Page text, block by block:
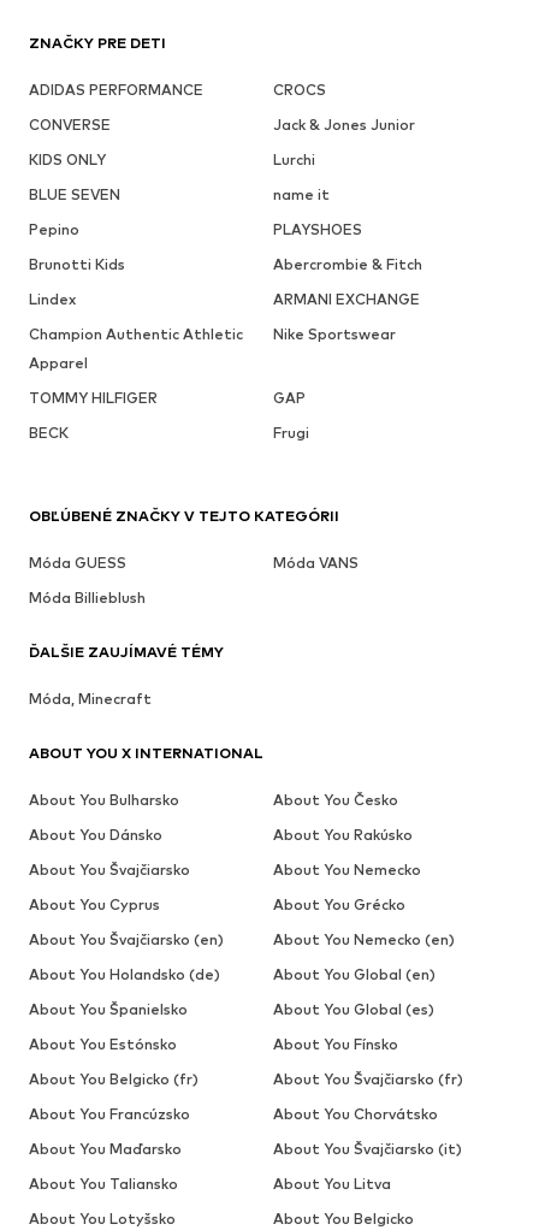
ZNAČKY PRE DETI
ADIDAS PERFORMANCE
CROCS
CONVERSE
Jack & Jones Junior
KIDS ONLY
Lurchi
BLUE SEVEN
name it
Pepino
PLAYSHOES
Brunotti Kids
Abercrombie & Fitch
Lindex
ARMANI EXCHANGE
Champion Authentic Athletic
Apparel
Nike Sportswear
TOMMY HILFIGER
GAP
BECK
Frugi
OBĽÚBENÉ ZNAČKY V TEJTO KATEGÓRII
Móda GUESS
Móda VANS
Móda Billieblush
ĎALŠIE ZAUJÍMAVÉ TÉMY
Móda, Minecraft
ABOUT YOU X INTERNATIONAL
About You Bulharsko
About You Česko
About You Dánsko
About You Rakúsko
About You Švajčiarsko
About You Nemecko
About You Cyprus
About You Grécko
About You Švajčiarsko (en)
About You Nemecko (en)
About You Holandsko (de)
About You Global (en)
About You Španielsko
About You Global (es)
About You Estónsko
About You Fínsko
About You Belgicko (fr)
About You Švajčiarsko (fr)
About You Francúzsko
About You Chorvátsko
About You Maďarsko
About You Švajčiarsko (it)
About You Taliansko
About You Litva
About You Lotyšsko
About You Belgicko